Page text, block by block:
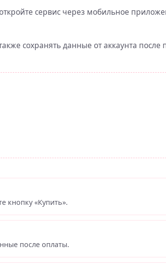
сервис через мобильное
сохранять данные от аккаунта после
кнопку «Купить».
после оплаты.